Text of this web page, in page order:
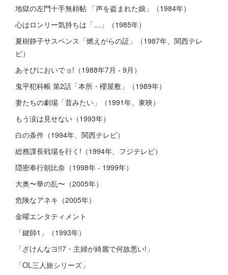
地獄の左門十手無頼帖 「声を盗まれた娘」（1984年）
心はロンリー気持ちは「…」（1985年）
夏樹静子サスペンス「燃えがらの証」（1987年、関西テレ
ビ）
あそびにおいでョ!（1988年7月 - 9月）
鬼平犯科帳 第2話「本所・櫻屋敷」（1989年）
妻たちの劇場「昔みたい」（1991年、東映）
もう涙は見せない（1993年）
白の条件（1994年、関西テレビ）
総務課長戦場を行く!（1994年、フジテレビ）
隠密奉行朝比奈（1998年 - 1999年）
大奥〜華の乱〜（2005年）
危険なアネキ（2005年）
金曜エンタティメント
「鍵師1」（1993年）
「ざけんなヨ!!7・主婦が綺麗で何故悪い!」
「OL三人旅シリーズ」